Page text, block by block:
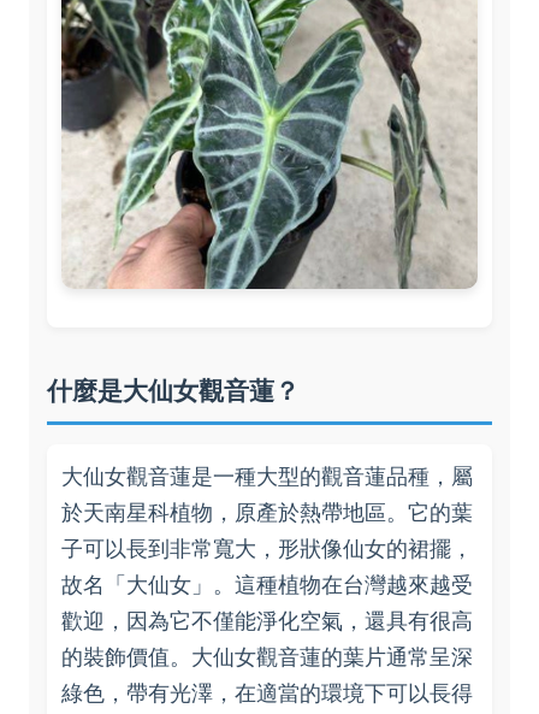
什麼是大仙女觀音蓮？
大仙女觀音蓮是一種大型的觀音蓮品種，屬
於天南星科植物，原產於熱帶地區。它的葉
子可以長到非常寬大，形狀像仙女的裙擺，
故名「大仙女」。這種植物在台灣越來越受
歡迎，因為它不僅能淨化空氣，還具有很高
的裝飾價值。大仙女觀音蓮的葉片通常呈深
綠色，帶有光澤，在適當的環境下可以長得